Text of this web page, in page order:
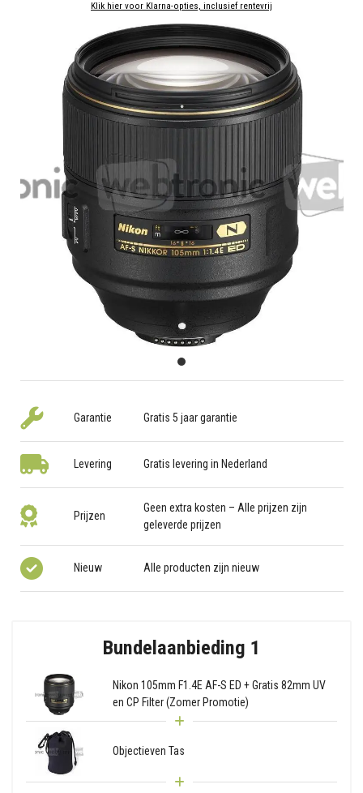
Klik hier voor Klarna-opties, inclusief rentevrij
Garantie Gratis 5 jaar garantie
Levering Gratis levering in Nederland
Prijzen
Geen extra kosten – Alle prijzen zijn
geleverde prijzen
Nieuw Alle producten zijn nieuw
Bundelaanbieding 1
Nikon 105mm F1.4E AF-S ED + Gratis 82mm UV
en CP Filter (Zomer Promotie)
Objectieven Tas